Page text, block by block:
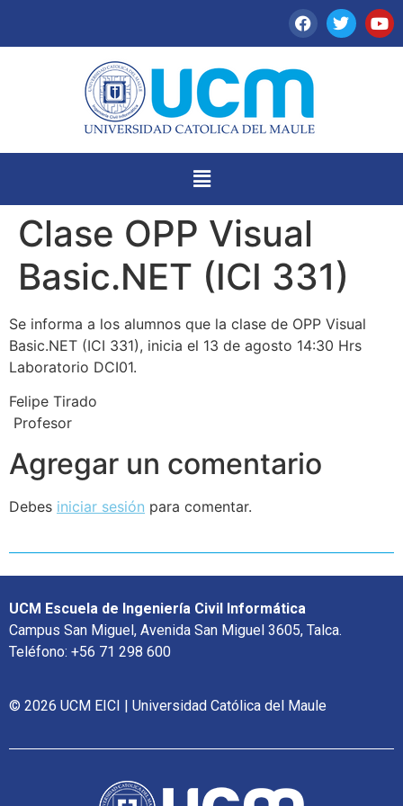
Clase OPP Visual
Basic.NET (ICI 331)
Se informa a los alumnos que la clase de OPP Visual
Basic.NET (ICI 331), inicia el 13 de agosto 14:30 Hrs
Laboratorio DCI01.
Felipe Tirado
Profesor
Agregar un comentario
Debes iniciar sesión para comentar.
UCM Escuela de Ingeniería Civil Informática
Campus San Miguel, Avenida San Miguel 3605, Talca.
Teléfono: +56 71 298 600
© 2026 UCM EICI | Universidad Católica del Maule